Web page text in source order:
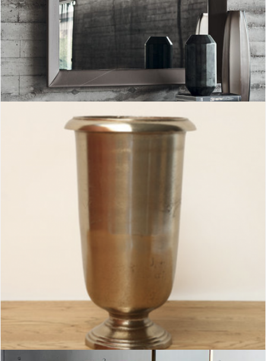
Copa florero